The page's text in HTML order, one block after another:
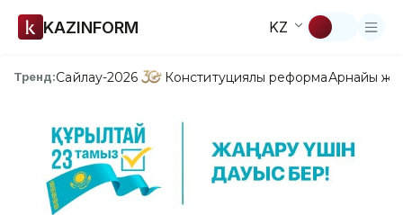
KAZINFORM KZ
Тренд:Сайлау-2026 Конституциялық реформаАрнайы